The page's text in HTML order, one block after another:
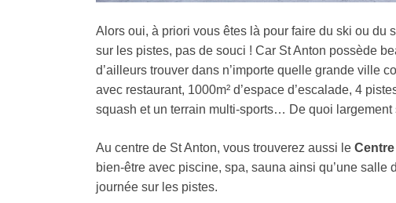
Alors oui, à priori vous êtes là pour faire du ski ou du
sur les pistes, pas de souci ! Car St Anton possède
d’ailleurs trouver dans n’importe quelle grande ville
avec restaurant, 1000m² d’espace d’escalade, 4
squash et un terrain multi-sports… De quoi largement
Au centre de St Anton, vous trouverez aussi le
bien-être avec piscine, spa, sauna ainsi qu’une
journée sur les pistes.